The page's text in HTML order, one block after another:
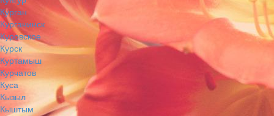
Курган
Курганинск
Куровское
Курск
Куртамыш
Курчатов
Куса
Кызыл
Кыштым